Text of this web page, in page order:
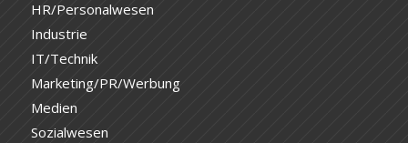
HR/Personalwesen
Industrie
IT/Technik
Marketing/PR/Werbung
Medien
Sozialwesen